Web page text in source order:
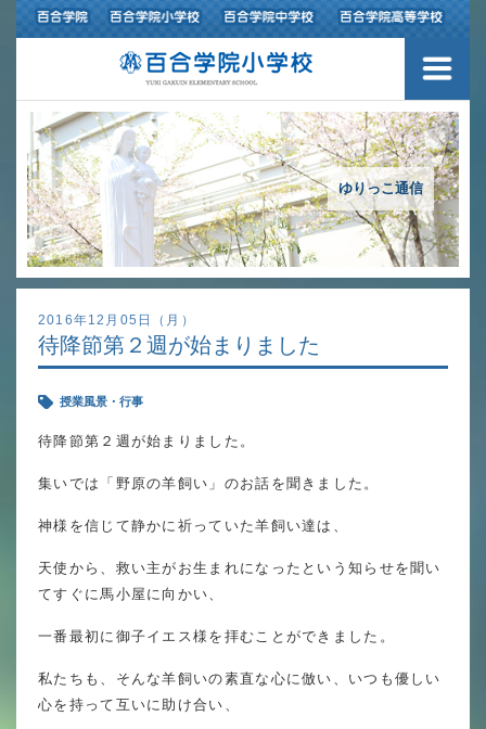
ゆりっこ通信
2016年12月05日（月）
待降節第２週が始まりました
授業風景・行事
待降節第２週が始まりました。
集いでは「野原の羊飼い」のお話を聞きました。
神様を信じて静かに祈っていた羊飼い達は、
天使から、救い主がお生まれになったという知らせを聞い
てすぐに馬小屋に向かい、
一番最初に御子イエス様を拝むことができました。
私たちも、そんな羊飼いの素直な心に倣い、いつも優しい
心を持って互いに助け合い、
３つの豊かさ・沿革
施設紹介
アクセスマップ
制服紹介
スクールバス運行
授業の特色
進路指導
英語力の向上
委員会